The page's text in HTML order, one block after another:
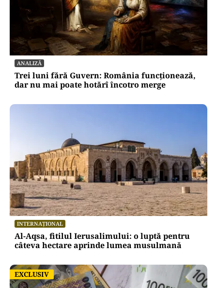
ANALIZĂ
Trei luni fără Guvern: România funcționează,
dar nu mai poate hotărî încotro merge
INTERNAȚIONAL
Al-Aqsa, fitilul Ierusalimului: o luptă pentru
câteva hectare aprinde lumea musulmană
EXCLUSIV
EXCLUSIV